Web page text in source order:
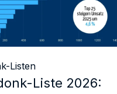
Listen
Liste 2026: